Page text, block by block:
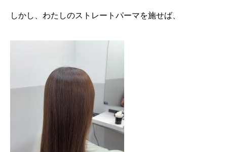
しかし、わたしのストレートパーマを施せば、